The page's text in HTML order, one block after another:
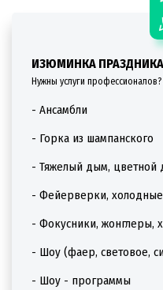
ИЗЮМИНКА ПРАЗДНИКА
Нужны услуги
- Ансамбли
- Горка из шампанского
- Тяжелый дым, цветной
- Фейерверки,
- Фокусники, жонглеры,
- Шоу (фаер, световое,
- Шоу - программы